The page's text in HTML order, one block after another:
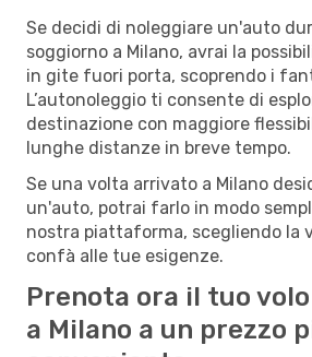
Se decidi di noleggiare un'auto
soggiorno a Milano, avrai la
in gite fuori porta, scoprendo i
L’autonoleggio ti consente di
destinazione con maggiore
lunghe distanze in breve tempo.
Se una volta arrivato a Milano
un'auto, potrai farlo in modo
nostra piattaforma, scegliendo la
confà alle tue esigenze.
Prenota ora il tuo
a Milano a un prezzo